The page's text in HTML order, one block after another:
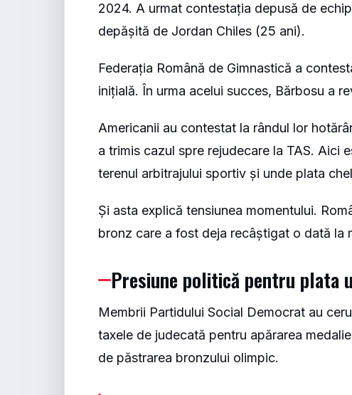
2024. A urmat contestația depusă de
depășită de Jordan Chiles (25 ani).
Federația Română de Gimnastică a
inițială. În urma acelui succes, Bărbosu a
Americanii au contestat la rândul lor
a trimis cazul spre rejudecare la TAS. Aici
terenul arbitrajului sportiv și unde plata
Și asta explică tensiunea momentului.
bronz care a fost deja recâștigat o dată la
Presiune politică pentru plata
Membrii Partidului Social Democrat au
taxele de judecată pentru apărarea
de păstrarea bronzului olimpic.